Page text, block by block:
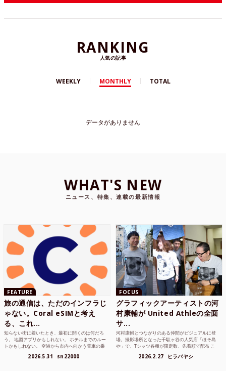
RANKING
人気の記事
WEEKLY MONTHLY TOTAL
データがありません
WHAT'S NEW
ニュース、特集、連載の最新情報
FEATURE
旅の通信は、ただのインフラじ
ゃない。Coral eSIMと考え
る、これ...
知らない街に着いたとき、最初に開くのは何だろ
う。 地図アプリかもしれない。 ホテルまでのルー
トかもしれない。 空港から市内へ向かう電車の乗
2026.5.31 sn22000
FOCUS
グラフィックアーティストの河
村康輔が United Athleの全面
サ...
河村康輔とつながりのある仲間がビジュアルに登
場。撮影場所となった千駄ヶ谷の人気店「ほそ島
や」で、Tシャツ各種が限定数、先着順で配布 こ
2026.2.27 ヒラバヤシ